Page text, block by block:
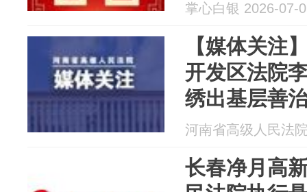
掌心白银 2026-07-
【媒体关注
开发区法院
绣出基层善
河南省高级人民法
长春净月高